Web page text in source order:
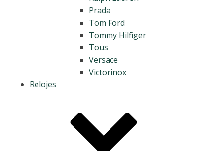
Prada
Tom Ford
Tommy Hilfiger
Tous
Versace
Victorinox
Relojes